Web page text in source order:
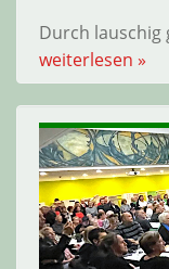
Durch lauschig
weiterlesen »